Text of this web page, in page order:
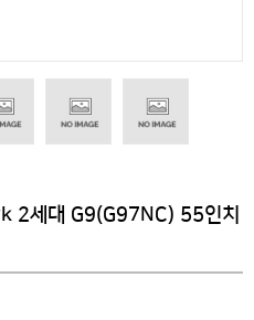
2세대 G9(G97NC) 55인치